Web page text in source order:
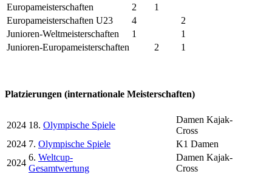
Europameisterschaften
2
1
Europameisterschaften U23
4
2
Junioren-Weltmeisterschaften
1
1
Junioren-Europameisterschaften
2 1
Platzierungen (internationale Meisterschaften)
2024 18. Olympische Spiele
Damen Kajak-
Cross
2024 7. Olympische Spiele
K1 Damen
2024
6. Weltcup-
Gesamtwertung
Damen Kajak-
Cross